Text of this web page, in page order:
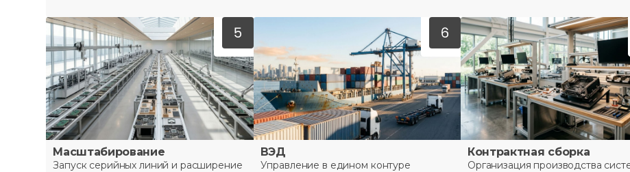
Масштабирование
Запуск серийных линий и расширение
ВЭД
Управление в едином контуре
Контрактная сборка
Организация производства